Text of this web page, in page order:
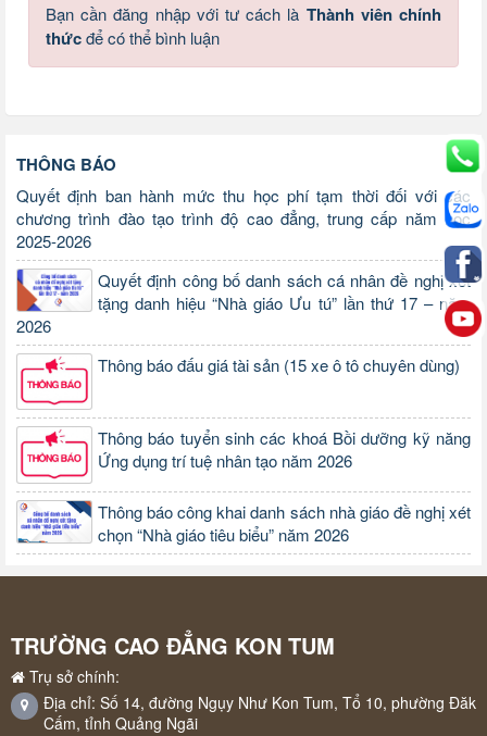
Bạn cần đăng nhập với tư cách là Thành viên chính
thứcđể có thể bình luận
THÔNG BÁO
Quyết định ban hành mức thu học phí tạm thời đối với các
chương trình đào tạo trình độ cao đẳng, trung cấp năm học
2025-2026
Quyết định công bố danh sách cá nhân đề nghị xét
tặng danh hiệu “Nhà giáo Ưu tú” lần thứ 17 – năm
2026
Thông báo đấu giá tài sản (15 xe ô tô chuyên dùng)
Thông báo tuyển sinh các khoá Bồi dưỡng kỹ năng
Ứng dụng trí tuệ nhân tạo năm 2026
Thông báo công khai danh sách nhà giáo đề nghị xét
chọn “Nhà giáo tiêu biểu” năm 2026
TRƯỜNG CAO ĐẲNG KON TUM
Trụ sở chính:
Địa chỉ: Số 14, đường Ngụy Như Kon Tum, Tổ 10, phường Đăk
Cấm, tỉnh Quảng Ngãi